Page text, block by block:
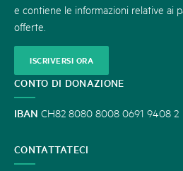
e contiene le informazioni relative ai
offerte.
ISCRIVERSI ORA
CONTO DI DONAZIONE
IBAN CH82 8080 8008 0691 9408 2
CONTATTATECI